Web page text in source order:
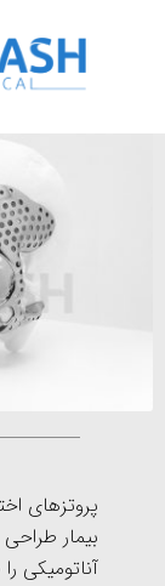
پروتزهای
بیمار
آناتومیکی